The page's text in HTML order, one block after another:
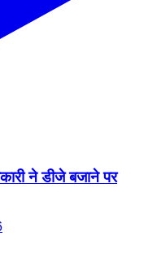
ने डीजे बजाने पर